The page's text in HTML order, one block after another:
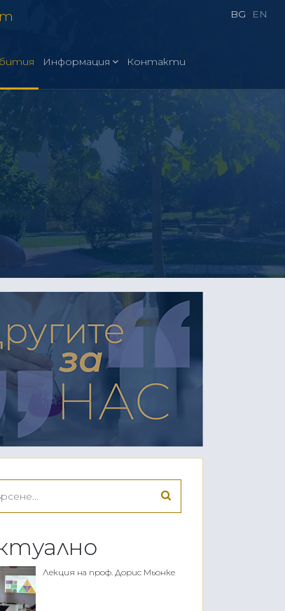
BG EN
Информация Контакти
Лекция на проф. Дорис Мьонке